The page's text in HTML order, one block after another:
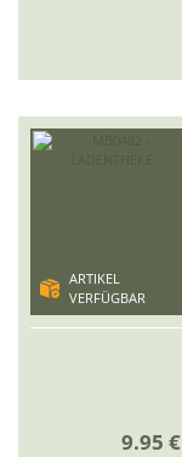
ARTIKEL
VERFÜGBAR
9.95 €